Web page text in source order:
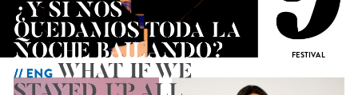
FESTIVAL
¿Y SI NOS
QUEDAMOS TODA LA
NOCHE BAILANDO?
//ENG WHAT IFWE